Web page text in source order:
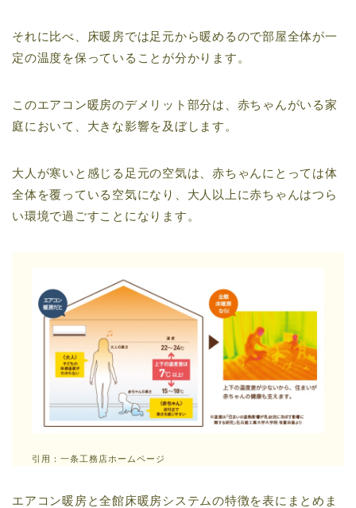
それに比べ、床暖房では足元から暖めるので部屋全体が一
定の温度を保っていることが分かります。
このエアコン暖房のデメリット部分は、赤ちゃんがいる家
庭において、大きな影響を及ぼします。
大人が寒いと感じる足元の空気は、赤ちゃんにとっては体
全体を覆っている空気になり、大人以上に赤ちゃんはつら
い環境で過ごすことになります。
引用：一条工務店ホームページ
エアコン暖房と全館床暖房システムの特徴を表にまとめま